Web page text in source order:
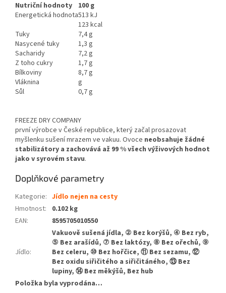
Nutriční hodnoty
100 g
Energetická hodnota513 kJ
123 kcal
Tuky
7,4 g
Nasycené tuky
1,3 g
Sacharidy
7,2 g
Z toho cukry
1,7 g
Bílkoviny
8,7 g
Vláknina
g
Sůl
0,7 g
FREEZE DRY COMPANY
první výrobce v České republice, který začal prosazovat
myšlenku sušení mrazem ve vakuu. Ovoce neobsahuje žádné
stabilizátory a zachovává až 99 % všech výživových hodnot
jako v syrovém stavu.
Doplňkové parametry
Kategorie: Jídlo nejen na cesty
Hmotnost:
0.102 kg
EAN: 8595705010550
Jídlo:
Vakuově sušená jídla, ② Bez korýšů, ④ Bez ryb,
⑤ Bez arašídů, ⑦ Bez laktózy, ⑧ Bez ořechů, ⑨
Bez celeru, ⑩ Bez hořčice, ⑪ Bez sezamu, ⑫
Bez oxidu siřičitého a siřičitáného, ⑬ Bez
lupiny, ⑭ Bez měkýšů, Bez hub
Položka byla vyprodána…